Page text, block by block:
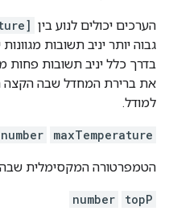
הערכים יכולים לנוע בין
גבוה יותר יניב תשובות
בדרך כלל יניב תשובות פחות
את ברירת המחדל שבה הקצה
למודל.
maxTemperature
number
הטמפרטורה המקסימלית
topP
number